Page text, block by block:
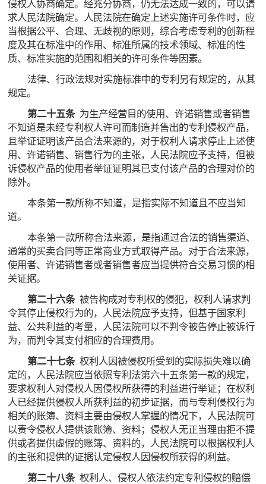
侵权人协商确定。经充分协商，仍无法达成一致的，可以请
求人民法院确定。人民法院在确定上述实施许可条件时，应
当根据公平、合理、无歧视的原则，综合考虑专利的创新程
度及其在标准中的作用、标准所属的技术领域、标准的性
质、标准实施的范围和相关的许可条件等因素。
法律、行政法规对实施标准中的专利另有规定的，从其
规定。
第二十五条 为生产经营目的使用、许诺销售或者销售
不知道是未经专利权人许可而制造并售出的专利侵权产品，
且举证证明该产品合法来源的，对于权利人请求停止上述使
用、许诺销售、销售行为的主张，人民法院应予支持，但被
诉侵权产品的使用者举证证明其已支付该产品的合理对价的
除外。
本条第一款所称不知道，是指实际不知道且不应当知
道。
本条第一款所称合法来源，是指通过合法的销售渠道、
通常的买卖合同等正常商业方式取得产品。对于合法来源，
使用者、许诺销售者或者销售者应当提供符合交易习惯的相
关证据。
第二十六条被告构成对专利权的侵犯，权利人请求判
令其停止侵权行为的，人民法院应予支持，但基于国家利
益、公共利益的考量，人民法院可以不判令被告停止被诉行
为，而判令其支付相应的合理费用。
第二十七条权利人因被侵权所受到的实际损失难以确
定的，人民法院应当依照专利法第六十五条第一款的规定，
要求权利人对侵权人因侵权所获得的利益进行举证；在权利
人已经提供侵权人所获利益的初步证据，而与专利侵权行为
相关的账簿、资料主要由侵权人掌握的情况下，人民法院可
以责令侵权人提供该账簿、资料；侵权人无正当理由拒不提
供或者提供虚假的账簿、资料的，人民法院可以根据权利人
的主张和提供的证据认定侵权人因侵权所获得的利益。
第二十八条权利人、侵权人依法约定专利侵权的赔偿